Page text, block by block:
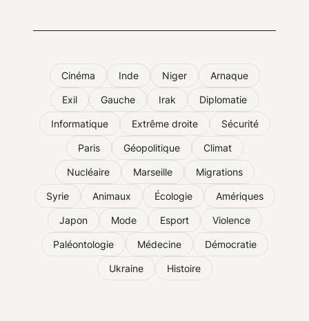
Cinéma Inde Niger Arnaque
Exil Gauche Irak Diplomatie
Informatique Extrême droite Sécurité
Paris Géopolitique Climat
Nucléaire Marseille Migrations
Syrie Animaux Écologie Amériques
Japon Mode Esport Violence
Paléontologie Médecine Démocratie
Ukraine Histoire